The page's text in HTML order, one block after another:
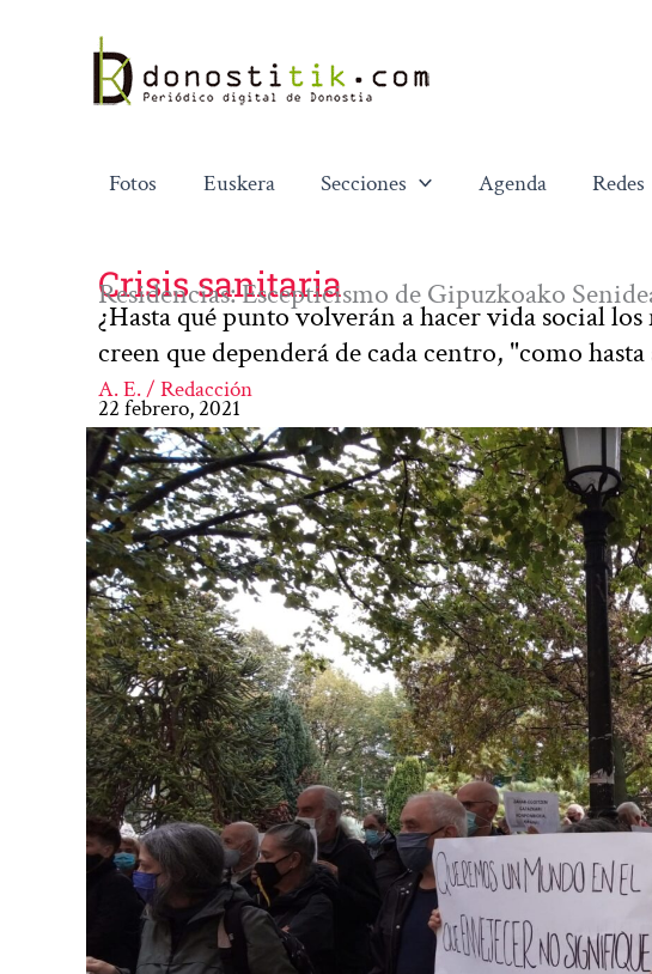
contenido
Fotos Euskera Secciones Agenda Redes
Crisis sanitaria
Residencias: Escepticismo de Gipuzkoako
¿Hasta qué punto volverán a hacer vida social
creen que dependerá de cada centro, "como
A. E. / Redacción
22 febrero, 2021